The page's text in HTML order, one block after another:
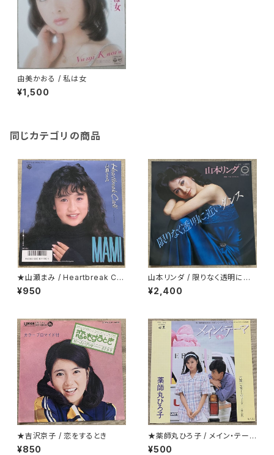
由美かおる / 私は女
¥1,500
同じカテゴリの商品
★山瀬まみ / Heartbreak Caf
e
¥950
山本リンダ / 限りなく透明に近
いダンス
¥2,400
★吉沢京子 / 恋をするとき
¥850
★薬師丸ひろ子 / メイン・テーマ
クリアー盤
¥500